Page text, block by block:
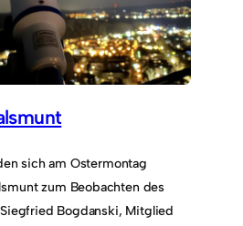
sich am Ostermontag
zum Beobachten des
Bogdanski, Mitglied